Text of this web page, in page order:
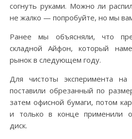
согнуть руками. Можно ли
не жалко — попробуйте, но мы
Ранее мы объясняли, что
складной Айфон, который
рынок в следующем году.
Для чистоты эксперимента на
поставили обрезанный по
затем офисной бумаги, потом
и только в конце применили
диск.